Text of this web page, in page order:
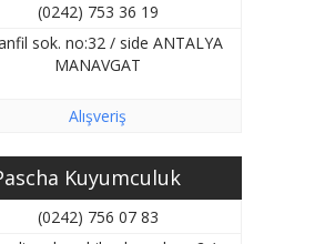
(0242) 753 36 19
sok. no:32 / side ANTALYA
MANAVGAT
Alışveriş
Kuyumculuk
(0242) 756 07 83